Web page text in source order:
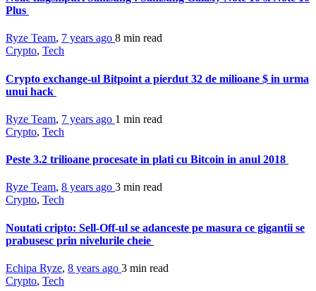
Plus
Ryze Team, 7 years ago 8 min read
Crypto, Tech
Crypto exchange-ul Bitpoint a pierdut 32 de milioane $ in urma
unui hack
Ryze Team, 7 years ago 1 min read
Crypto, Tech
Peste 3.2 trilioane procesate in plati cu Bitcoin in anul 2018
Ryze Team, 8 years ago 3 min read
Crypto, Tech
Noutati cripto: Sell-Off-ul se adanceste pe masura ce gigantii se
prabusesc prin nivelurile cheie
Echipa Ryze, 8 years ago 3 min read
Crypto, Tech